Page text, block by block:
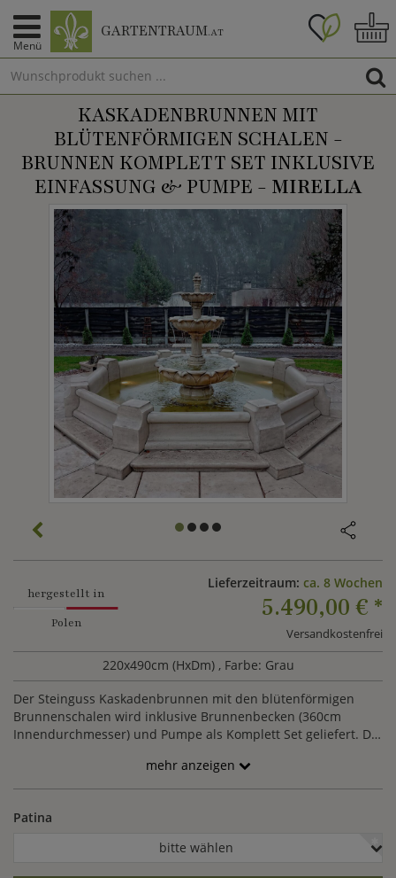
Menü
GARTENTRAUM.AT
KASKADENBRUNNEN MIT
BLÜTENFÖRMIGEN SCHALEN -
BRUNNEN KOMPLETT SET INKLUSIVE
EINFASSUNG & PUMPE - MIRELLA
hergestellt in
Polen
Lieferzeitraum: ca. 8 Wochen
5.490,00 € *
Versandkostenfrei
220x490cm (HxDm) , Farbe: Grau
Der Steinguss Kaskadenbrunnen mit den blütenförmigen
Brunnenschalen wird inklusive Brunnenbecken (360cm
Innendurchmesser) und Pumpe als Komplett Set geliefert. Die
Bei der Anlieferung wird ein Stapler o.ä. zum Entladen
benötigt.
mehr anzeigen
Patina
bitte wählen